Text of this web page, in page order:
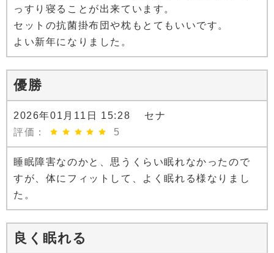
っすり寝ることが出来ています。
セットの抗菌掛布団や枕もとてもいいです。
よい新年になりました。
優勝
2026年01月11日 15:28 セナ
評価：
5
睡眠障害なのかと、思うくらい眠れなかったので
すが、体にフィットして、よく眠れる様なりまし
た。
良く眠れる